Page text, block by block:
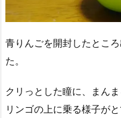
青りんごを開封したとこ
た。
クリっとした瞳に、まん
リンゴの上に乗る様子が